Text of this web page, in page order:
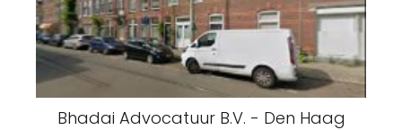
Bhadai Advocatuur B.V. - Den Haag